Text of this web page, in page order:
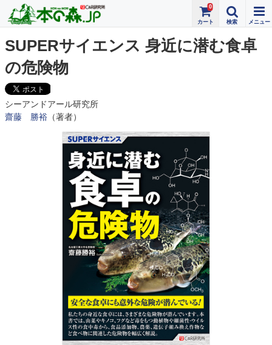
0
SUPERサイエンス 身近に潜む食卓
の危険物
シーアンドアール研究所
齋藤 勝裕 （著者）